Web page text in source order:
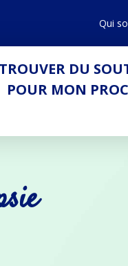
Qui
TROUVER DU
POUR MON